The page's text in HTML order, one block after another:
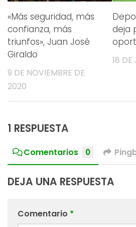
«Más seguridad, más
confianza, más
triunfos», Juan José
Giraldo
9 DE NOVIEMBRE DE
2020
deja
18
1 RESPUESTA
Comentarios 0
DEJA UNA RESPUESTA
Comentario *